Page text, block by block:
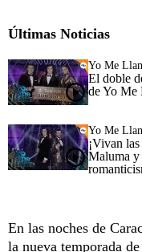
Últimas Noticias
Yo Me
El doble
de Yo Me
Yo Me
¡Vivan
Maluma y
En las noches de
la nueva temporada de